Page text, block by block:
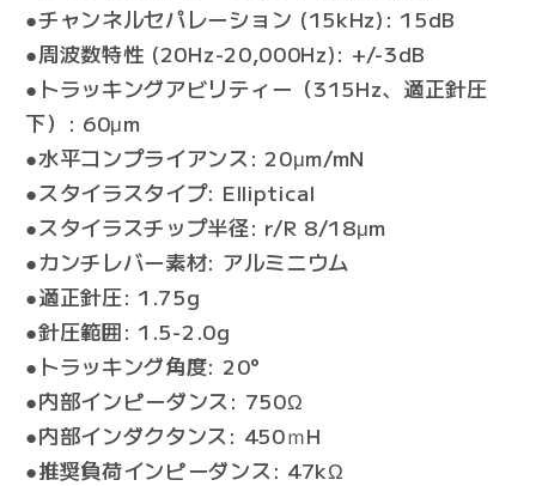
●チャンネルセパレーション (15kHz): 15dB
●周波数特性 (20Hz-20,000Hz): +/-3dB
●トラッキングアビリティー（315Hz、適正針圧
下）: 60μm
●水平コンプライアンス: 20μm/mN
●スタイラスタイプ: Elliptical
●スタイラスチップ半径: r/R 8/18μm
●カンチレバー素材: アルミニウム
●適正針圧: 1.75g
●針圧範囲: 1.5-2.0g
●トラッキング角度: 20°
●内部インピーダンス: 750Ω
●内部インダクタンス: 450ｍH
●推奨負荷インピーダンス: 47kΩ